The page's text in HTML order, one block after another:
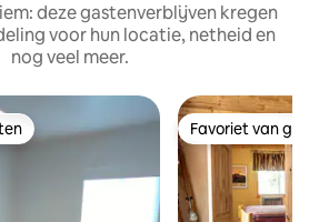
deze gastenverblijven kregen
voor hun locatie, netheid en
nog veel meer.
Favoriet van
Favoriet van